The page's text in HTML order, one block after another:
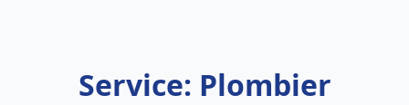
Service: Plombier